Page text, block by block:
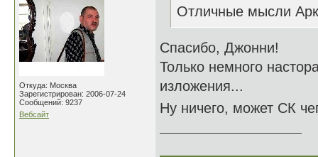
Откуда: Москва
Зарегистрирован: 2006-07-24
Сообщений: 9237
Вебсайт
Отличные мысли
Спасибо, Джонни!
Только немного
изложения...
Ну ничего, может СК